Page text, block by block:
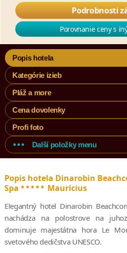
Podrobnosti
Porovnanie ceny s
Popis hotela
Kategórie izieb
Pláž a more
Cena dovolenky
Profi foto
Další položky menu
Popis hotela Dinarobin
Spa ***** Maurícius
Elegantný hotel Dinarobin
nachádza na polostrove na
dominuje majestátna hora Le
svetového dedičstva UNESCO.